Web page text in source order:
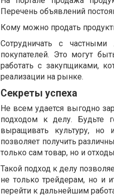
Перечень объявлений
Кому можно продать
Сотрудничать с
покупателей. Это могут
работать с закупщиками,
реализации на рынке.
Секреты успеха
Не всем удается выгодно
подходом к делу. Будьте
выращивать культуру, но
позволяет получить
только сам товар, но и
Такой подход к делу
не только трейдерам, но и
перейти к дальнейшим